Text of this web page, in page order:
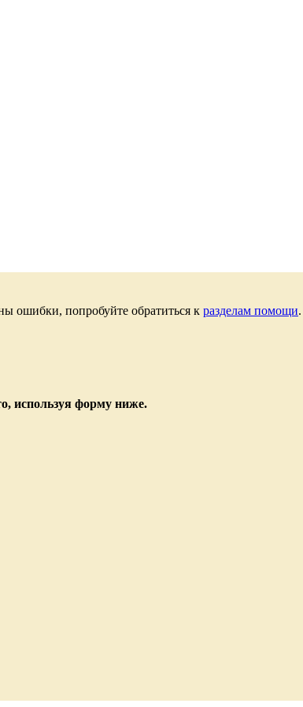
ошибки, попробуйте обратиться к разделам помощи.
используя форму ниже.